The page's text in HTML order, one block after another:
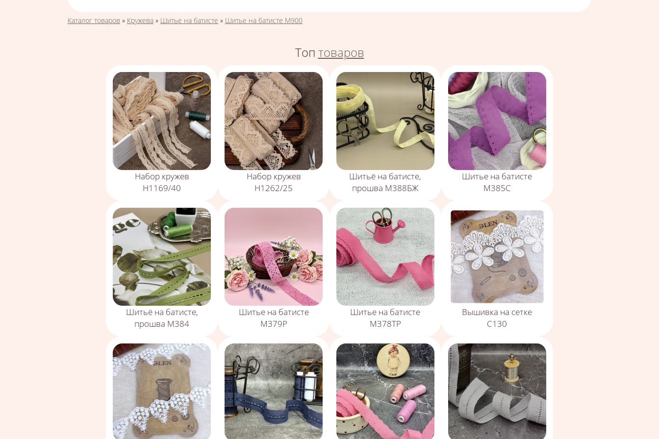
Вы здесь
Каталог товаров » Кружева» Шитье на батисте » Шитье на батисте М900
Топ товаров
Набор кружев
Н1169/40
Набор кружев
Н1262/25
Шитьё на батисте,
прошва М388БЖ
Шитье на батисте
М385С
Шитьё на батисте,
прошва М384
Шитье на батисте
М379Р
Шитье на батисте
М378ТР
Вышивка на сетке
С130